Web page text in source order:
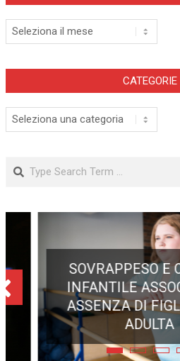
Archivi
CATEGORIE
Categorie
Search
ECLISSE
AGOSTO 2026:
POTRÀ